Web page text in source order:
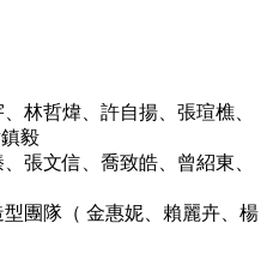
林哲煒、許自揚、張瑄樵、
毅
張文信、喬致皓、曾紹東、
團隊（ 金惠妮、賴麗卉、楊